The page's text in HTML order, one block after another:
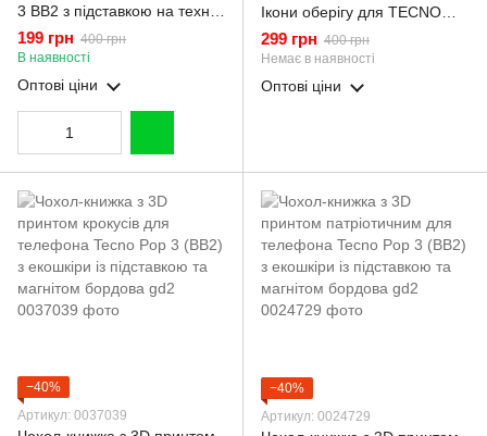
3 BB2 з підставкою на техно
поп 3 чорна
199 грн 400 грн
В наявності
Оптові ціни
Ікони оберігу для TECNO
Pop 3 BB2 з підставкою на
техно поп 3 бордова gd1
299 грн 400 грн
Немає в наявності
Оптові ціни
−40%
Артикул: 0037039
−40%
Артикул: 0024729